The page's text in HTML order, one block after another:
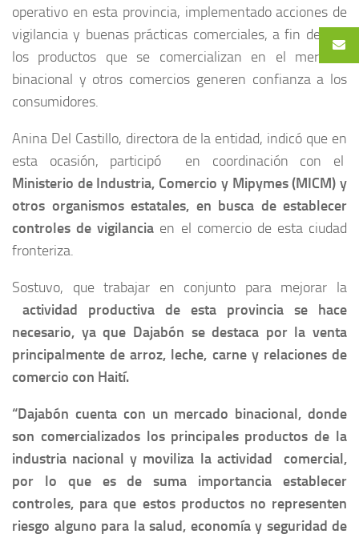
operativo en esta provincia, implementado acciones de
vigilancia y buenas prácticas comerciales, a fin de que
los productos que se comercializan en el mercado
binacional y otros comercios generen confianza a los
consumidores.
Anina Del Castillo, directora de la entidad, indicó que en
esta ocasión, participó en coordinación con el
Ministerio de Industria, Comercio y Mipymes (MICM) y
otros organismos estatales, en busca de establecer
controles de vigilancia en el comercio de esta ciudad
fronteriza.
Sostuvo, que trabajar en conjunto para mejorar la
actividad productiva de esta provincia se hace
necesario, ya que Dajabón se destaca por la venta
principalmente de arroz, leche, carne y relaciones de
comercio con Haití.
“Dajabón cuenta con un mercado binacional, donde
son comercializados los principales productos de la
industria nacional y moviliza la actividad comercial,
por lo que es de suma importancia establecer
controles, para que estos productos no representen
riesgo alguno para la salud, economía y seguridad de